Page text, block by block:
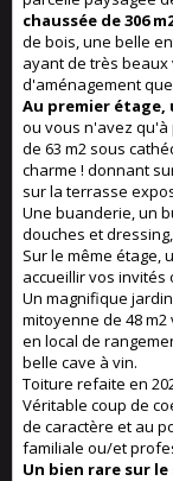
chaussée de 306
de bois, une belle
ayant de très
d'aménagement
Au premier étage,
ou vous n'avez qu'à
de 63 m2 sous
charme ! donnant
sur la terrasse
Une buanderie, un
douches et
Sur le même étage,
accueillir vos invités
Un magnifique
mitoyenne de 48
en local de
belle cave à vin.
Toiture refaite en
Véritable coup de
de caractère et au
familiale ou/et
Un bien rare sur